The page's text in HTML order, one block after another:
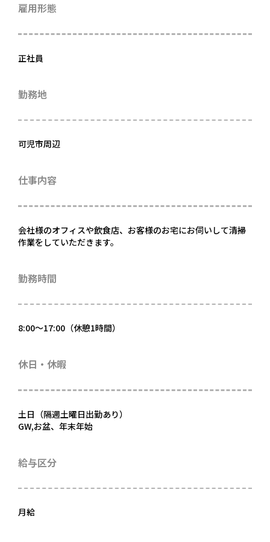
雇用形態
正社員
勤務地
可児市周辺
仕事内容
会社様のオフィスや飲食店、お客様のお宅にお伺いして清掃
作業をしていただきます。
勤務時間
8:00～17:00（休憩1時間）
休日・休暇
土日（隔週土曜日出勤あり）
GW,お盆、年末年始
給与区分
月給